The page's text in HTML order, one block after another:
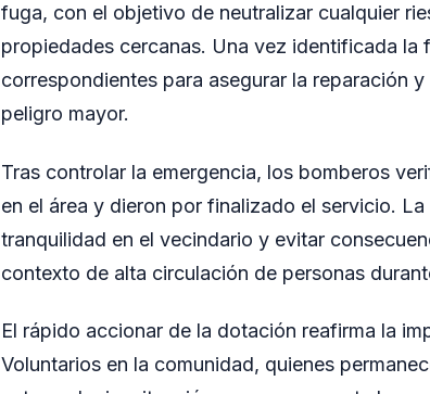
fuga, con el objetivo de neutralizar cualquier
propiedades cercanas. Una vez identificada la
correspondientes para asegurar la reparación
peligro mayor.
Tras controlar la emergencia, los bomberos
en el área y dieron por finalizado el servicio.
tranquilidad en el vecindario y evitar
contexto de alta circulación de personas
El rápido accionar de la dotación reafirma la
Voluntarios en la comunidad, quienes